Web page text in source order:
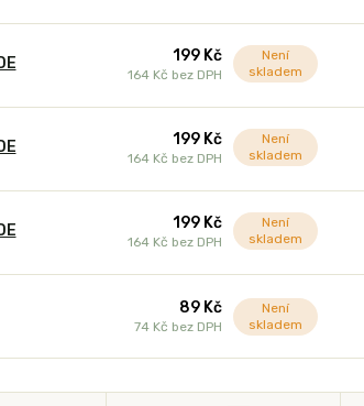
199 Kč
164 Kč bez DPH
Není
skladem
199 Kč
164 Kč bez DPH
Není
skladem
199 Kč
164 Kč bez DPH
Není
skladem
89 Kč
74 Kč bez DPH
Není
skladem